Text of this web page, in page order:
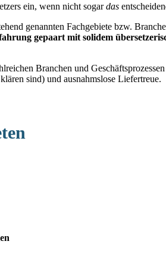
ein, wenn nicht sogardas
genannten Fachgebiete bzw.
gepaart mit solidem
Branchen und
sind) und ausnahmslose Liefertreue.